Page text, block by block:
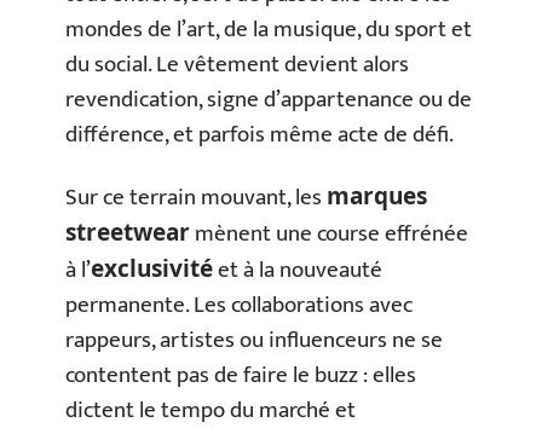
mondes de l’art, de la musique, du sport et
du social. Le vêtement devient alors
revendication, signe d’appartenance ou de
différence, et parfois même acte de défi.
Sur ce terrain mouvant, les marques
streetwearmènent une course effrénée
à l’exclusivitéet à la nouveauté
permanente. Les collaborations avec
rappeurs, artistes ou influenceurs ne se
contentent pas de faire le buzz : elles
dictent le tempo du marché et